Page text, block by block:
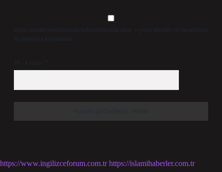
Daha sonraki yorumlarımda kullanılması için adım, e-posta adresim ve site adresim
bu tarayıcıya kaydedilsin.
10 - 4 kaçtır? *
https://www.ingilizceforum.com.tr https://islamihaberler.com.tr